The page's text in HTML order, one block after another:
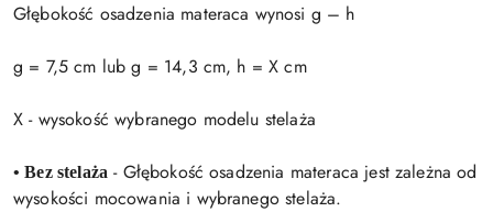
Głębokość osadzenia materaca wynosi g – h
g = 7,5 cm lub g = 14,3 cm, h = X cm
X - wysokość wybranego modelu stelaża
• Bez stelaża - Głębokość osadzenia materaca jest zależna od
wysokości mocowania i wybranego stelaża.